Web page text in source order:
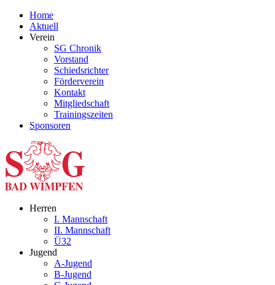
Home
Aktuell
Verein
SG Chronik
Vorstand
Schiedsrichter
Förderverein
Kontakt
Mitgliedschaft
Trainingszeiten
Sponsoren
Herren
I. Mannschaft
II. Mannschaft
Ü32
Jugend
A-Jugend
B-Jugend